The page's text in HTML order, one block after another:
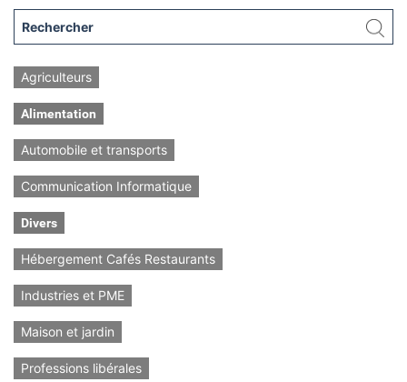
Agriculteurs
Alimentation
Automobile et transports
Communication Informatique
Divers
Hébergement Cafés Restaurants
Industries et PME
Maison et jardin
Professions libérales